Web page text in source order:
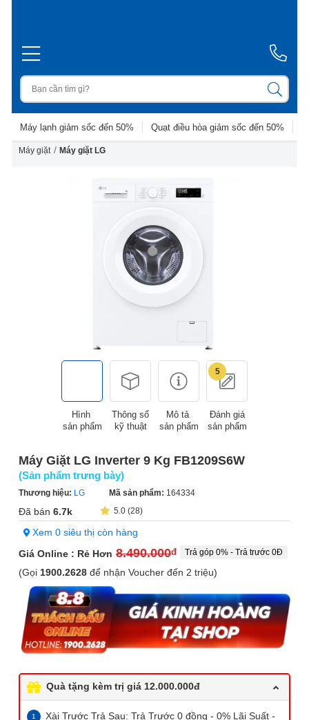
Máy lạnh giảm sốc đến 50% Quạt điều hòa giảm sốc đến 50%
Máy giặt / Máy giặt LG
Hình
sản phẩm
Thông số
kỹ thuật
Mô tả
sản phẩm
5
Đánh giá
sản phẩm
Máy Giặt LG Inverter 9 Kg FB1209S6W
(Sản phẩm trưng bày)
Thương hiệu: LG Mã sản phẩm: 164334
Đã bán 6.7k 5.0 (28)
Xem 0 siêu thị còn hàng
Giá Online : Rẻ Hơn 8.490.000đ Trả góp 0% - Trả trước 0Đ
(Gọi 1900.2628 để nhận Voucher đến 2 triệu)
Quà tặng kèm trị giá 12.000.000đ
Xài Trước Trả Sau: Trả Trước 0 đồng - 0% Lãi Suất -